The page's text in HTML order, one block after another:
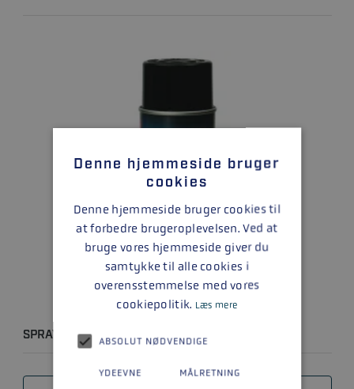
SPRAYMALING - PHANTOM BLACK
Denne hjemmeside bruger
cookies
Denne hjemmeside bruger cookies til
at forbedre brugeroplevelsen. Ved at
bruge vores hjemmeside giver du
samtykke til alle cookies i
overensstemmelse med vores
cookiepolitik. Læs mere
ABSOLUT NØDVENDIGE
YDEEVNE MÅLRETNING